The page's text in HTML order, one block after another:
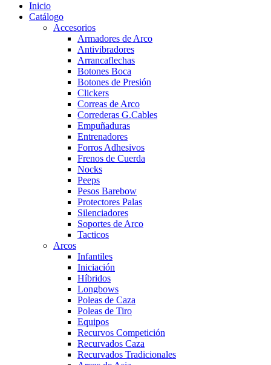
Inicio
Catálogo
Accesorios
Armadores de Arco
Antivibradores
Arrancaflechas
Botones Boca
Botones de Presión
Clickers
Correas de Arco
Correderas G.Cables
Empuñaduras
Entrenadores
Forros Adhesivos
Frenos de Cuerda
Nocks
Peeps
Pesos Barebow
Protectores Palas
Silenciadores
Soportes de Arco
Tacticos
Arcos
Infantiles
Iniciación
Híbridos
Longbows
Poleas de Caza
Poleas de Tiro
Equipos
Recurvos Competición
Recurvados Caza
Recurvados Tradicionales